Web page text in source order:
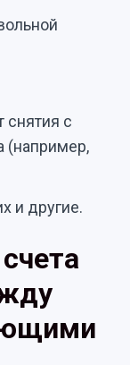
снятия с
(например,
и другие.